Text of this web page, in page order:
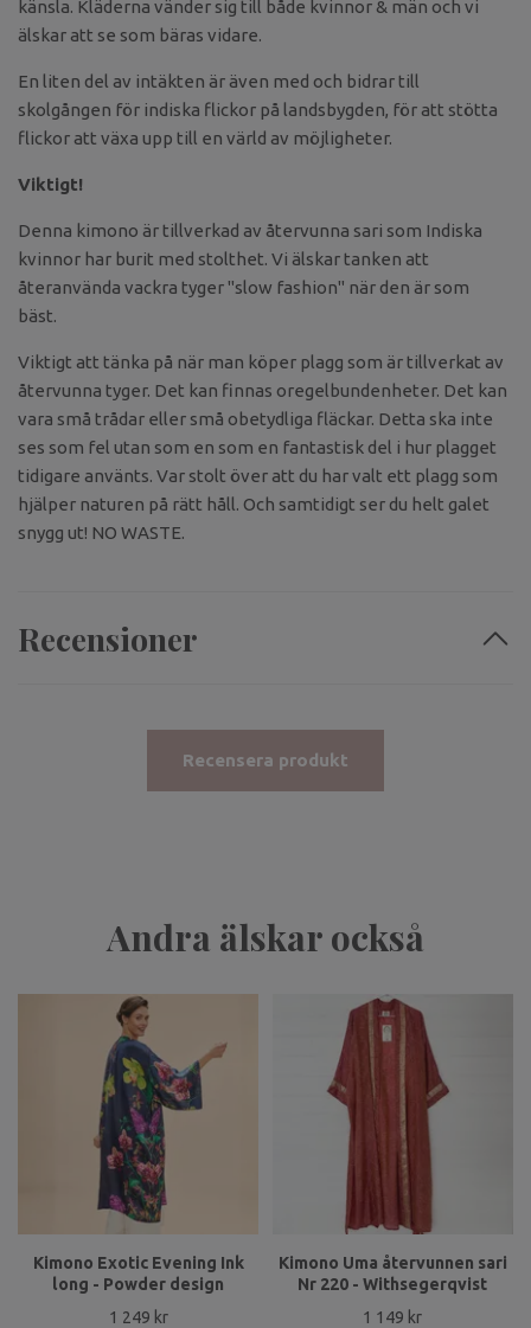
känsla. Kläderna vänder sig till både kvinnor & män och vi
älskar att se som bäras vidare.
En liten del av intäkten är även med och bidrar till
skolgången för indiska flickor på landsbygden, för att stötta
flickor att växa upp till en värld av möjligheter.
Viktigt!
Denna kimono är tillverkad av återvunna sari som Indiska
kvinnor har burit med stolthet. Vi älskar tanken att
återanvända vackra tyger "slow fashion" när den är som
bäst.
Viktigt att tänka på när man köper plagg som är tillverkat av
återvunna tyger. Det kan finnas oregelbundenheter. Det kan
vara små trådar eller små obetydliga fläckar. Detta ska inte
ses som fel utan som en som en fantastisk del i hur plagget
tidigare använts. Var stolt över att du har valt ett plagg som
hjälper naturen på rätt håll. Och samtidigt ser du helt galet
snygg ut! NO WASTE.
Recensioner
Recensera produkt
Andra älskar också
Kimono Exotic Evening Ink
long - Powder design
1 249 kr
Kimono Uma återvunnen sari
Nr 220 - Withsegerqvist
1 149 kr